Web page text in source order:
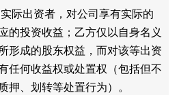
际出资者，对公司享有实际的
的投资收益；乙方仅以自身名义
形成的股东权益，而对该等出资
任何收益权或处置权（包括但不
押、划转等处置行为）。